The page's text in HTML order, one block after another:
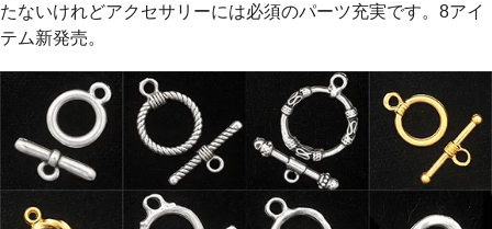
たないけれどアクセサリーには必須のパーツ充実です。8アイ
テム新発売。